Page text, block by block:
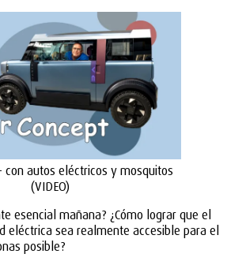
con autos eléctricos y mosquitos
(VIDEO)
esencial mañana? ¿Cómo lograr que el
eléctrica sea realmente accesible para el
posible?